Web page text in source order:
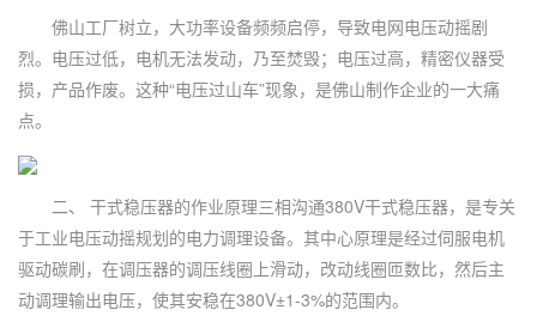
佛山工厂树立，大功率设备频频启停，导致电网电压动摇剧
烈。电压过低，电机无法发动，乃至焚毁；电压过高，精密仪器受
损，产品作废。这种“电压过山车”现象，是佛山制作企业的一大痛
点。
二、 干式稳压器的作业原理三相沟通380V干式稳压器，是专关
于工业电压动摇规划的电力调理设备。其中心原理是经过伺服电机
驱动碳刷，在调压器的调压线圈上滑动，改动线圈匝数比，然后主
动调理输出电压，使其安稳在380V±1-3%的范围内。